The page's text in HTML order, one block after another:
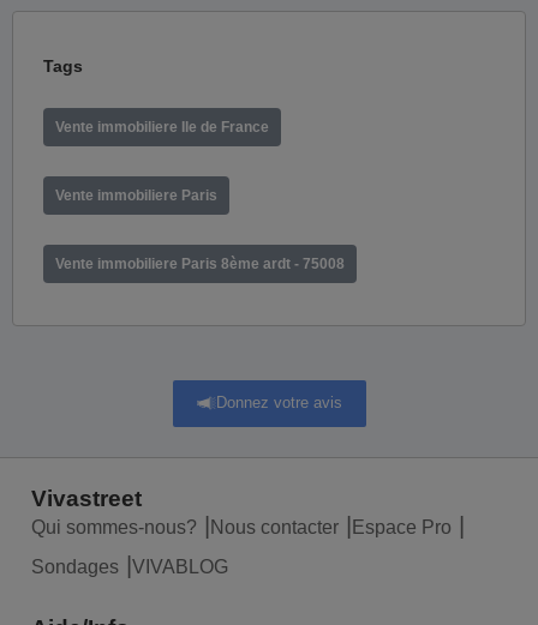
Tags
Vente immobiliere Ile de France
Vente immobiliere Paris
Vente immobiliere Paris 8ème ardt - 75008
Donnez votre avis
Vivastreet
Qui sommes-nous? Nous contacter
Espace Pro
Sondages
VIVABLOG